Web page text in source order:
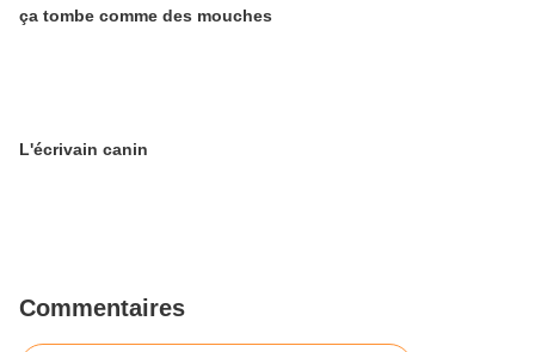
ça tombe comme des mouches
L'écrivain canin
Commentaires